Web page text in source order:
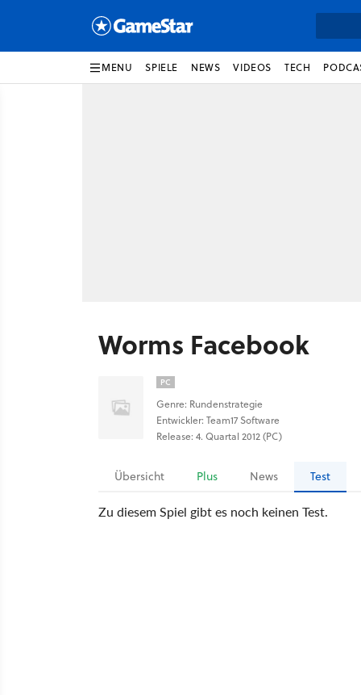
MENU SPIELE NEWS VIDEOS TECH
Worms Facebook
PC
Genre: Rundenstrategie
Entwickler: Team17 Software
Release: 4. Quartal 2012 (PC)
Übersicht Plus News Test
Zu diesem Spiel gibt es noch keinen Test.